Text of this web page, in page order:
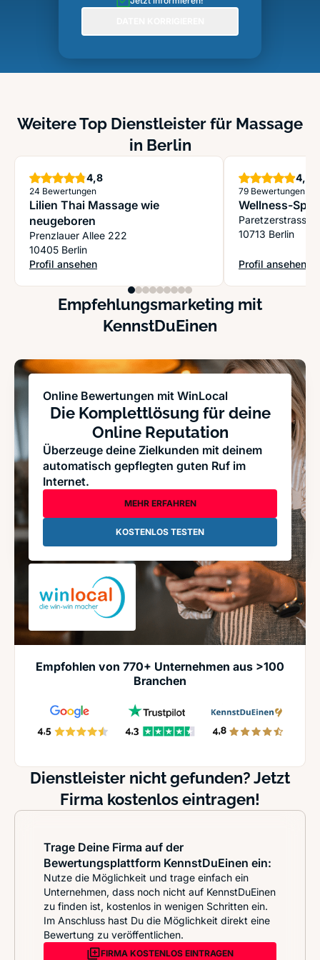
Weitere Top Dienstleister für Massage
in Berlin
4,8Sterne
24 Bewertungen
Lilien Thai Massage wie
neugeboren
Prenzlauer Allee 222
10405 Berlin
Profil ansehen
: Lilien Thai Massage wie neugeboren
4,9
79 Bewertungen
Wellness-
Paretzerstrasse
10713 Berlin
Profil ansehen
: Wellness-
Empfehlungsmarketing mit
KennstDuEinen
Online Bewertungen mit WinLocal
Die Komplettlösung für deine
Online Reputation
Überzeuge deine Zielkunden mit deinem
automatisch gepflegten guten Ruf im
Internet.
MEHR ERFAHREN
KOSTENLOS TESTEN
Empfohlen von 770+ Unternehmen aus >100
Branchen
Dienstleister nicht gefunden? Jetzt
Firma kostenlos eintragen!
Trage Deine Firma auf der
Bewertungsplattform KennstDuEinen ein:
Nutze die Möglichkeit und trage einfach ein
Unternehmen, dass noch nicht auf KennstDuEinen
zu finden ist, kostenlos in wenigen Schritten ein.
Im Anschluss hast Du die Möglichkeit direkt eine
Bewertung zu veröffentlichen.
FIRMA KOSTENLOS EINTRAGEN